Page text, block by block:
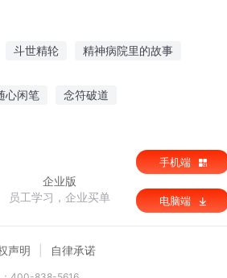
斗世精轮 精神病院里的故事
心闲笔 念符破道
企业版
员工学习，企业买单
手机端
电脑端
声明 自律承诺